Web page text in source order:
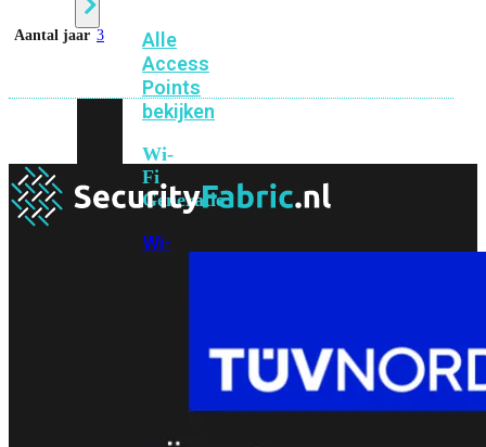
Alle
Access
Points
bekijken
Wi-
Fi
Generatie
Wi-
Aantal jaar 3